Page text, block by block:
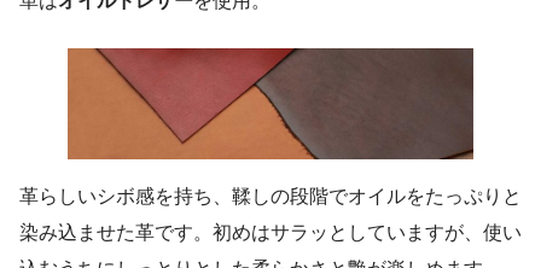
革らしいシボ感を持ち、鞣しの段階でオイルをたっぷりと
染み込ませた革です。初めはサラッとしていますが、使い